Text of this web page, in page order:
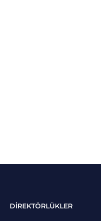
DİREKTÖRLÜKLER